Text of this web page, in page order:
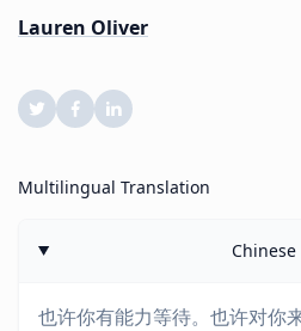
Lauren Oliver
Multilingual Translation
Chinese
也许你有能力等待。也许对你